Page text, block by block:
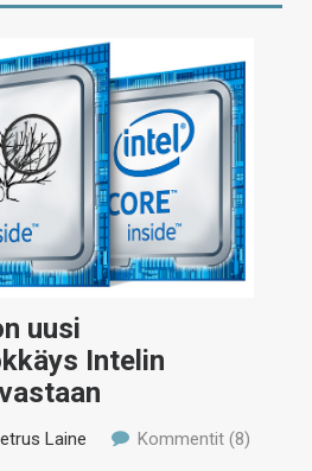
uusi
Intelin
Laine Kommentit (8)